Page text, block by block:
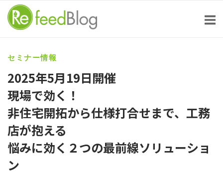
Skip
to
セミナー情報
2025年5月19日開催
現場で効く！
非住宅開拓から仕様打合せまで、工務
店が抱える
悩みに効く２つの最前線ソリューショ
ン